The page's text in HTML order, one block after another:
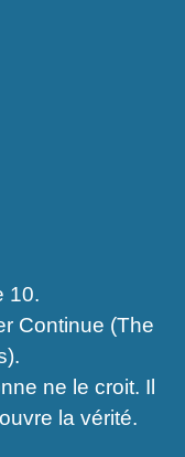
10.
Continue (The
ne le croit. Il
la vérité.